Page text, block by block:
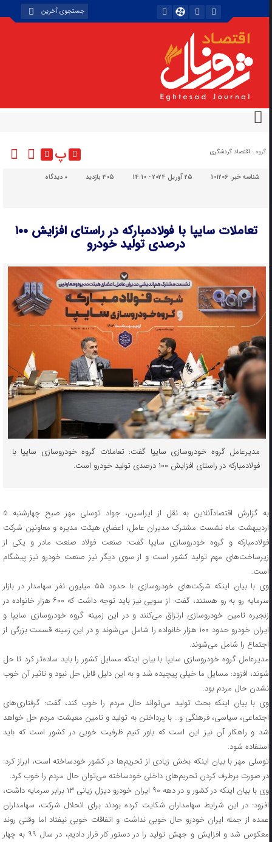
گروه : اقتصاد گردشگری پ
شناسه خبر:101206 25 آوریل 2024 - 14:10 305 بازدید دیدگاه
تعاملات سایپا با فولادمبارکه در راستای افزایش ۱۰۰
درصدی تولید خودرو
مدیرعامل گروه خودروسازی سایپا گفت: تعاملات گروه خودروسازی سایپا با
فولادمبارکه در راستای افزایش ۱۰۰ درصدی تولید خودرو است.
به گزارش اقتصادآنلاین به نقل از ایراسین، جواد توسلی مهر صبح چهارشنبه ۵
اردیبهشت ماه نشست مشترک مدیران عامل، اعضای هیئت مدیره و معاونین شرکت
فولادمبارکه و گروه خودروسازی سایپا گفت: صنعت فولاد صنعت مادر و یکی از
زیرساخت‌های مهم تولید کشور است و از سوی دیگر نیز صنعت خودرو نیز پیشگام
است.
وی با بیان اینکه شرکت‌های خودروسازی با حدود ۵۵ میلیون نفر سهامدار در بازار
سرمایه رو به رو هستند، گفت: از سویی نیز باید توجه داشت که ۶۰۰ هزار خانواده در
زنجیره تامین خودروسازی ارتزاق می‌کنند و در این زمینه گروه خودروسازی سایپا و
ایران خودرو حدود ۱۰۰ هزار خانواده را شامل می‌شوند و در این زمینه قسمت بزرگی از
اجتماع را شامل می‌شوند.
مدیرعامل گروه خودروسازی سایپا با بیان اینکه مسایل کشور را باید ساده‌تر کرد تا حل
شوند، افزود: مسایل ما خیلی پیچیده شد و به این دلیل قابل حل نبود و تاثیر آن خوب
نشدن حال مردم بود.
وی با بیان اینکه بحث تولید می‌تواند حال مردم را خوب کند، گفت: گرفتاری‌های
اجتماعی، سیاسی، فرهنگی و… با پرداختن به تولید و تامین معیشت مردم حل خواهد
شد و راهکار آن نیز این است که باور کنیم ظرفیت خوبی در کشور است که باید
استفاده شود.
توسلی مهر با بیان اینکه بخش زیادی از تحریم‌ها در کشور خودساخته است، ابراز کرد:
در صورت برطرف کردن تحریم‌های داخلی خودساخته می‌توان حال مردم را خوب کرد.
وی با بیان اینکه در کشور و در دهه ۹۰ ایران خودرو دیزل زیانی ۱۳ برابر سرمایه داشت،
افزود: در این شرایط سهامداران شکایت کرده بودند برای انحلال شرکت، سهامداران
عمده از جمله ایران خودرو حال خوبی نداشت و اتفاقات خوبی نیفتاد اما وقتی روند
معکوس شد و افزایش و جهش تولید را در دستور کار قرار دادیم، در سال ۹۹ به چهار